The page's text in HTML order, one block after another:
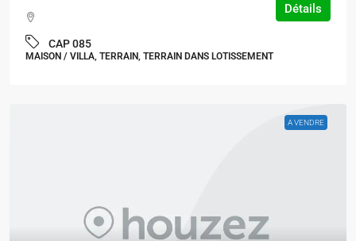
CAP 085
MAISON / VILLA, TERRAIN, TERRAIN DANS LOTISSEMENT
Détails
A VENDRE